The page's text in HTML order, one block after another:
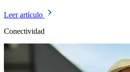
Leer artículo
Conectividad